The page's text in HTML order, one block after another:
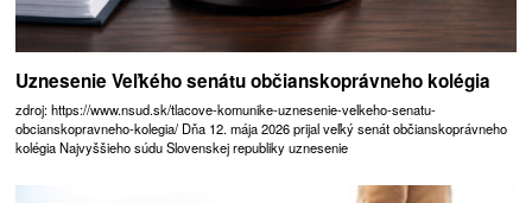
Uznesenie Veľkého senátu občianskoprávneho kolégia
zdroj: https://www.nsud.sk/tlacove-komunike-uznesenie-velkeho-senatu-
obcianskopravneho-kolegia/ Dňa 12. mája 2026 prijal veľký senát občianskoprávneho
kolégia Najvyššieho súdu Slovenskej republiky uznesenie